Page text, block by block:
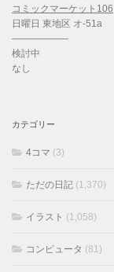
コミックマーケット106
日曜日 東地区 オ-51a
——————
検討中
なし
カテゴリー
4コマ (3)
ただの日記 (1,370)
イラスト (1,058)
コンピュータ (81)